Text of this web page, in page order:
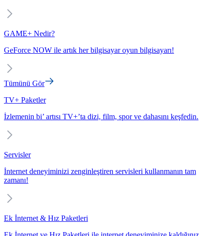
GAME+ Nedir?
GeForce NOW ile artık her bilgisayar oyun bilgisayarı!
Tümünü Gör
TV+ Paketler
İzlemenin bi’ artısı TV+’ta dizi, film, spor ve dahasını keşfedin.
Servisler
İnternet deneyiminizi zenginleştiren servisleri kullanmanın tam
zamanı!
Ek İnternet & Hız Paketleri